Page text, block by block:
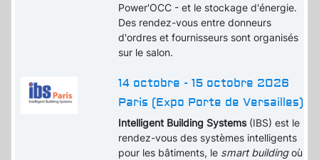
Power'OCC - et le stockage d'énergie.
Des rendez-vous entre donneurs
d'ordres et fournisseurs sont organisés
sur le salon.
14 octobre - 15 octobre 2026
Paris (Expo Porte de Versailles)
Intelligent Building Systems(IBS) est le
rendez-vous des systèmes intelligents
pour les bâtiments, le smart buildingoù